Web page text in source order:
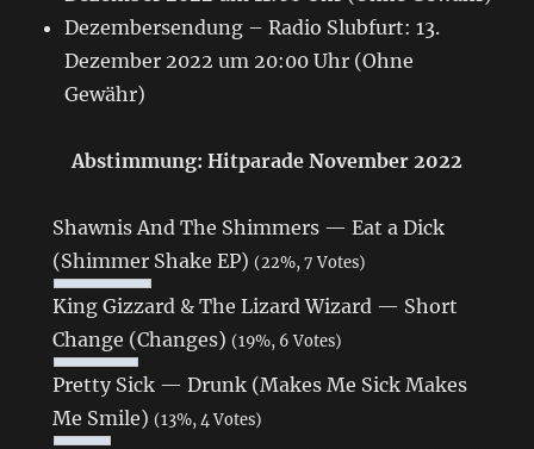
Dezembersendung – Radio Slubfurt: 13.
Dezember 2022 um 20:00 Uhr (Ohne
Gewähr)
Abstimmung: Hitparade November 2022
Shawnis And The Shimmers — Eat a Dick
(Shimmer Shake EP) (22%, 7 Votes)
King Gizzard & The Lizard Wizard — Short
Change (Changes) (19%, 6 Votes)
Pretty Sick — Drunk (Makes Me Sick Makes
Me Smile) (13%, 4 Votes)